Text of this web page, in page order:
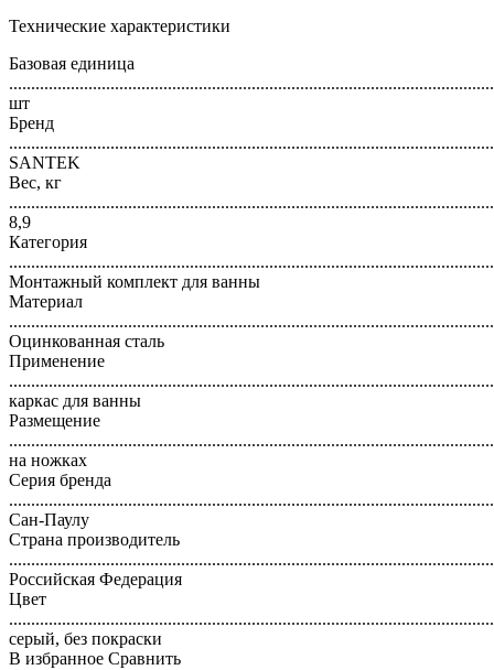
Технические характеристики
Базовая единица
шт
Бренд
SANTEK
Вес, кг
8,9
Категория
Монтажный комплект для ванны
Материал
Оцинкованная сталь
Применение
каркас для ванны
Размещение
на ножках
Серия бренда
Сан-Паулу
Страна производитель
Российская Федерация
Цвет
серый, без покраски
В избранное Сравнить